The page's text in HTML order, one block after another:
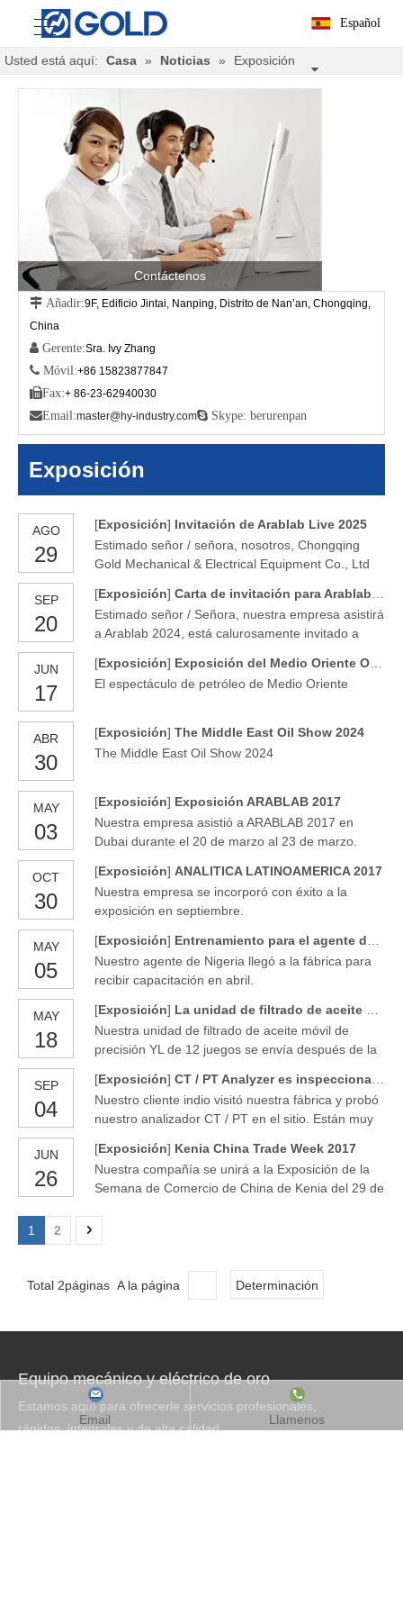
Español
Usted está aquí: Casa » Noticias » Exposición
Contáctenos
 Añadir:9F, Edificio Jintai, Nanping, Distrito de Nan’an, Chongqing,
China
 Gerente:Sra. Ivy Zhang
 Móvil:+86 15823877847
Fax:+ 86-23-62940030
Email:master@hy-industry.com Skype: berurenpan
Exposición
AGO
29
[Exposición] Invitación de Arablab Live 2025
Estimado señor / señora, nosotros, Chongqing
Gold Mechanical & Electrical Equipment Co., Ltd
producción para equipos de prueba de petróleo.
Servimos en China durante 30 años y exportamos
20 años y ganamos el reconocimiento colaborativo
de clientes mundiales. Estableceremos un stand
en T
SEP
20
[Exposición] Carta de invitación para Arablab 2024
Estimado señor / Señora, nuestra empresa asistirá
a Arablab 2024, está calurosamente invitado a
como a continuación. Nombre de Ejecución:
Arablab 2024 EXPERIO PERÍODO: 24 de
00) Dirección: Dubai International Convention &
Exhibition Center, Sheikh Saeed Halls 1, 2 y 3
JUN
17
[Exposición] Exposición del Medio Oriente Oil Show 2024
El espectáculo de petróleo de Medio Oriente
ABR
30
[Exposición] The Middle East Oil Show 2024
The Middle East Oil Show 2024
MAY
03
[Exposición] Exposición ARABLAB 2017
Nuestra empresa asistió a ARABLAB 2017 en
Dubai durante el 20 de marzo al 23 de marzo.
clientes. La tercera vez hemos estado allí. Y
mostraremos allí nuevamente en el próximo año.
OCT
30
[Exposición] ANALITICA LATINOAMERICA 2017
Nuestra empresa se incorporó con éxito a la
exposición en septiembre.
MAY
05
[Exposición] Entrenamiento para el agente de Nigeria
Nuestro agente de Nigeria llegó a la fábrica para
recibir capacitación en abril.
MAY
18
[Exposición] La unidad de filtrado de aceite de 12 juegos se envía a Austrilia
Nuestra unidad de filtrado de aceite móvil de
precisión YL de 12 juegos se envía después de la
cliente de Austrilia que ordenó YL varias veces
antes, y lo personalizamos según sus requisitos
cada vez. Es un buen recuerdo y creo que
tendremos más cooperación en el futuer.
SEP
04
[Exposición] CT / PT Analyzer es inspeccionado por clientes indios
Nuestro cliente indio visitó nuestra fábrica y probó
nuestro analizador CT / PT en el sitio. Están muy
JUN
26
[Exposición] Kenia China Trade Week 2017
Nuestra compañía se unirá a la Exposición de la
Semana de Comercio de China de Kenia del 29 de
en Kenia y esperamos poder encontrar algunos
1 2
Total 2páginas A la página Determinación
Equipo mecánico y eléctrico de oro
Estamos aquí para ofrecerle servicios profesionales,
rápidos, integrales y de alta calidad.
Email Llamenos